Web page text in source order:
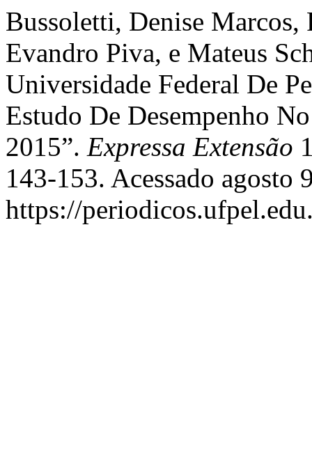
Bussoletti, Denise
Evandro Piva, e Mateus
Universidade Federal De
Estudo De Desempenho
2015”. Expressa Extensão
143-153. Acessado agosto
https://